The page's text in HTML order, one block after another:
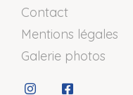
Contact
Mentions légales
Galerie photos